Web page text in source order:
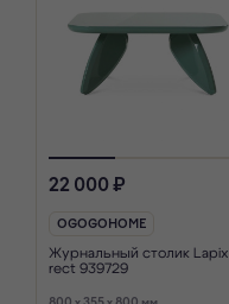
22 000 ₽
OGOGOHOME
Журнальный столик Lapix
rect 939729